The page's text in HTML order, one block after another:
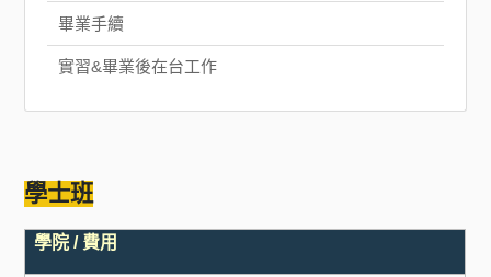
畢業手續
實習&畢業後在台工作
學士班
學院 / 費用